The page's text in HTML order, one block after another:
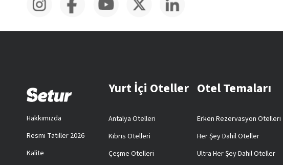
Hakkımızda
Resmi Tatiller 2026
Kalite
Yurt İçi Oteller
Antalya Otelleri
Kıbrıs Otelleri
Çeşme Otelleri
Otel Temaları
Erken Rezervasyon Otelleri
Her Şey Dahil Oteller
Ultra Her Şey Dahil Oteller